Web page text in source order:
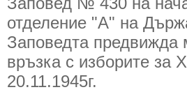
отделение "А" на
Заповедта предвижда
връзка с изборите за
20.11.1945г.